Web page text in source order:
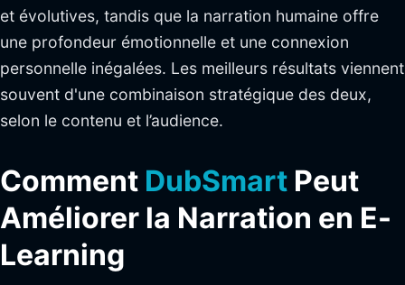
et évolutives, tandis que la narration humaine offre
une profondeur émotionnelle et une connexion
personnelle inégalées. Les meilleurs résultats viennent
souvent d'une combinaison stratégique des deux,
selon le contenu et l’audience.
Comment DubSmart Peut
Améliorer la Narration en E-
Learning